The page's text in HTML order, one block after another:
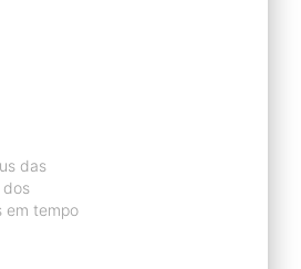
das
dos
em tempo